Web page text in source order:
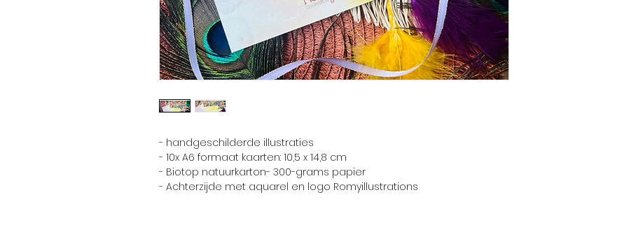
- handgeschilderde illustraties
- 10x A6 formaat kaarten: 10,5 x 14,8 cm
- Biotop natuurkarton- 300-grams papier
- Achterzijde met aquarel en logo Romyillustrations